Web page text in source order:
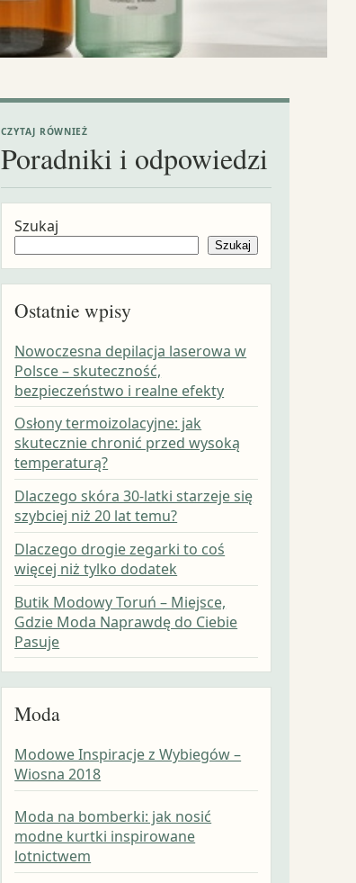
CZYTAJ RÓWNIEŻ
Poradniki i odpowiedzi
Szukaj
Szukaj
Ostatnie wpisy
Nowoczesna depilacja laserowa w
Polsce – skuteczność,
bezpieczeństwo i realne efekty
Osłony termoizolacyjne: jak
skutecznie chronić przed wysoką
temperaturą?
Dlaczego skóra 30-latki starzeje się
szybciej niż 20 lat temu?
Dlaczego drogie zegarki to coś
więcej niż tylko dodatek
Butik Modowy Toruń – Miejsce,
Gdzie Moda Naprawdę do Ciebie
Pasuje
Moda
Modowe Inspiracje z Wybiegów –
Wiosna 2018
Moda na bomberki: jak nosić
modne kurtki inspirowane
lotnictwem